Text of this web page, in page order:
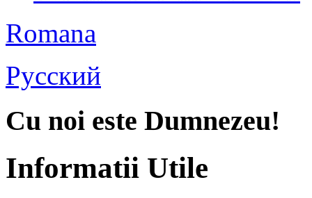
Romana
Русский
Cu noi este Dumnezeu!
Informatii Utile